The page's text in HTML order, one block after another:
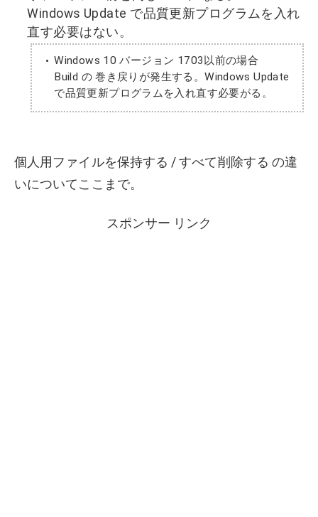
Windows Update で品質更新プログラムを入れ
直す必要はない。
Windows 10 バージョン 1703以前の場合
Build の 巻き戻りが発生する。Windows Update
で品質更新プログラムを入れ直す必要がる。
個人用ファイルを保持する / すべて削除する の違
いについてここまで。
スポンサー リンク